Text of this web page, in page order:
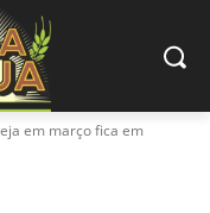
em março fica em